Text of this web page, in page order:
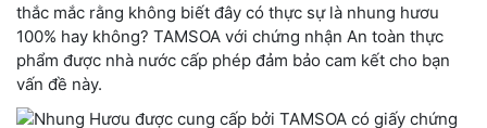
thắc mắc rằng không biết đây có thực sự là nhung hươu
100% hay không? TAMSOA với chứng nhận An toàn thực
phẩm được nhà nước cấp phép đảm bảo cam kết cho bạn
vấn đề này.